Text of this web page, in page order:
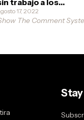
trabajo a los
cubanos
17, 2022
The Comment